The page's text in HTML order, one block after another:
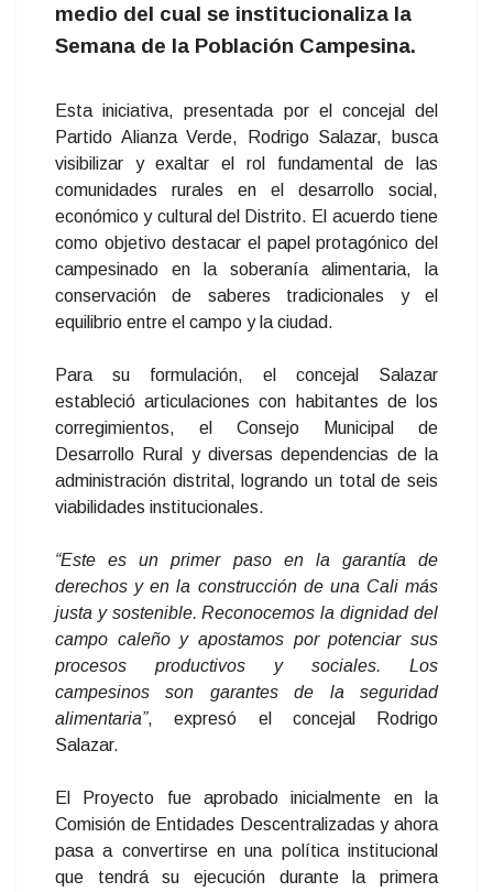
medio del cual se institucionaliza la
Semana de la Población Campesina.
Esta iniciativa, presentada por el concejal del
Partido Alianza Verde, Rodrigo Salazar, busca
visibilizar y exaltar el rol fundamental de las
comunidades rurales en el desarrollo social,
económico y cultural del Distrito. El acuerdo tiene
como objetivo destacar el papel protagónico del
campesinado en la soberanía alimentaria, la
conservación de saberes tradicionales y el
equilibrio entre el campo y la ciudad.
Para su formulación, el concejal Salazar
estableció articulaciones con habitantes de los
corregimientos, el Consejo Municipal de
Desarrollo Rural y diversas dependencias de la
administración distrital, logrando un total de seis
viabilidades institucionales.
“Este es un primer paso en la garantía de
derechos y en la construcción de una Cali más
justa y sostenible. Reconocemos la dignidad del
campo caleño y apostamos por potenciar sus
procesos productivos y sociales. Los
campesinos son garantes de la seguridad
alimentaria”, expresó el concejal Rodrigo
Salazar.
El Proyecto fue aprobado inicialmente en la
Comisión de Entidades Descentralizadas y ahora
pasa a convertirse en una política institucional
que tendrá su ejecución durante la primera